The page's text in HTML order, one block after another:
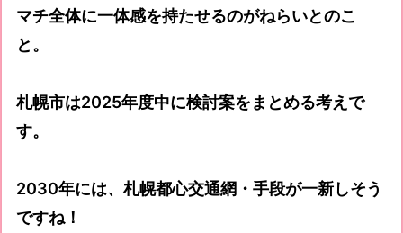
マチ全体に一体感を持たせるのがねらいとのこ
と。
札幌市は2025年度中に検討案をまとめる考えで
す。
2030年には、札幌都心交通網・手段が一新しそう
ですね！